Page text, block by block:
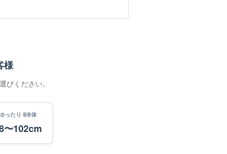
様
びください。
ったり BB体
〜102cm